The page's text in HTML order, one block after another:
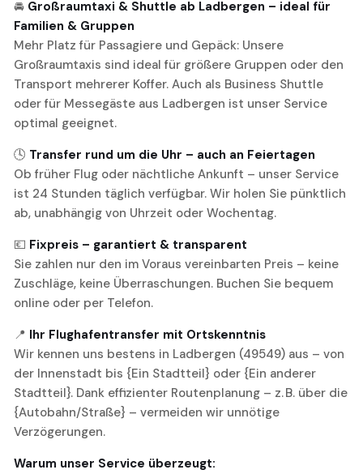
🚘 Großraumtaxi & Shuttle ab Ladbergen – ideal für
Familien & Gruppen
Mehr Platz für Passagiere und Gepäck: Unsere
Großraumtaxis sind ideal für größere Gruppen oder den
Transport mehrerer Koffer. Auch als Business Shuttle
oder für Messegäste aus Ladbergen ist unser Service
optimal geeignet.
🕓 Transfer rund um die Uhr – auch an Feiertagen
Ob früher Flug oder nächtliche Ankunft – unser Service
ist 24 Stunden täglich verfügbar. Wir holen Sie pünktlich
ab, unabhängig von Uhrzeit oder Wochentag.
💶 Fixpreis – garantiert & transparent
Sie zahlen nur den im Voraus vereinbarten Preis – keine
Zuschläge, keine Überraschungen. Buchen Sie bequem
online oder per Telefon.
📍 Ihr Flughafentransfer mit Ortskenntnis
Wir kennen uns bestens in Ladbergen (49549) aus – von
der Innenstadt bis {Ein Stadtteil} oder {Ein anderer
Stadtteil}. Dank effizienter Routenplanung – z. B. über die
{Autobahn/Straße} – vermeiden wir unnötige
Verzögerungen.
Warum unser Service überzeugt: